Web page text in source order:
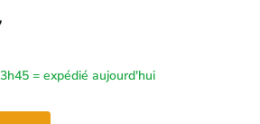
= expédié aujourd'hui